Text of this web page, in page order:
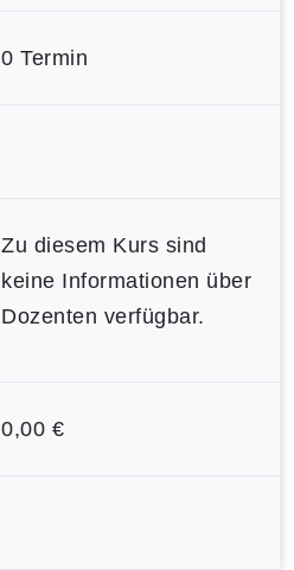
0 Termin
Zu diesem Kurs sind
keine Informationen über
Dozenten verfügbar.
0,00 €